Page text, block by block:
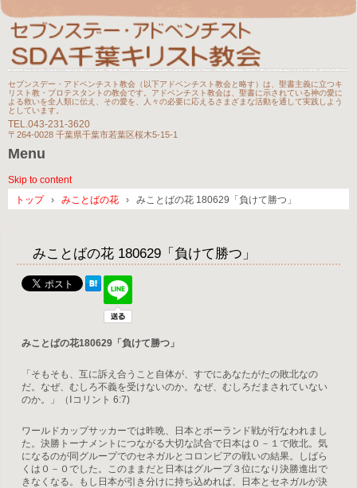
セブンスデー・アドベンチスト教会（以下アドベンチスト教会と略す）は、聖書主義に立つキ
リスト教・プロテスタントの教会です。アドベンチスト教会は、聖書に示されている神の愛に
よる救いを全人類に伝え、その愛を、人々の必要に応えるさまざまな活動を通して実践しよう
としています。
TEL.043-231-3620
〒264-0028 千葉県千葉市若葉区桜木5-15-1
Menu
Skip to content
トップ
› みことばの花 › みことばの花 180629「負けて勝つ」
みことばの花 180629「負けて勝つ」
みことばの花180629「負けて勝つ」
「そもそも、互に訴え合うこと自体が、すでにあなたがたの敗北なの
だ。なぜ、むしろ不義を受けないのか。なぜ、むしろだまされていない
のか。」（Ⅰコリント 6:7)
ワールドカップサッカーでは昨晩、日本とポーランド戦が行なわれまし
た。決勝トーナメントにつながる大切な試合で日本は０－１で敗北。気
になるのが同グループでのセネガルとコロンビアの戦いの結果。しばら
くは０－０でした。このままだと日本はグループ３位になり決勝進出で
きなくなる。もし日本が引き分けに持ち込めれば、日本とセネガルが決